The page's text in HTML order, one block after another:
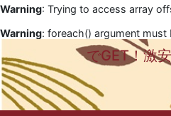
Warning: Trying to access array
Warning: foreach() argument
でGET！激